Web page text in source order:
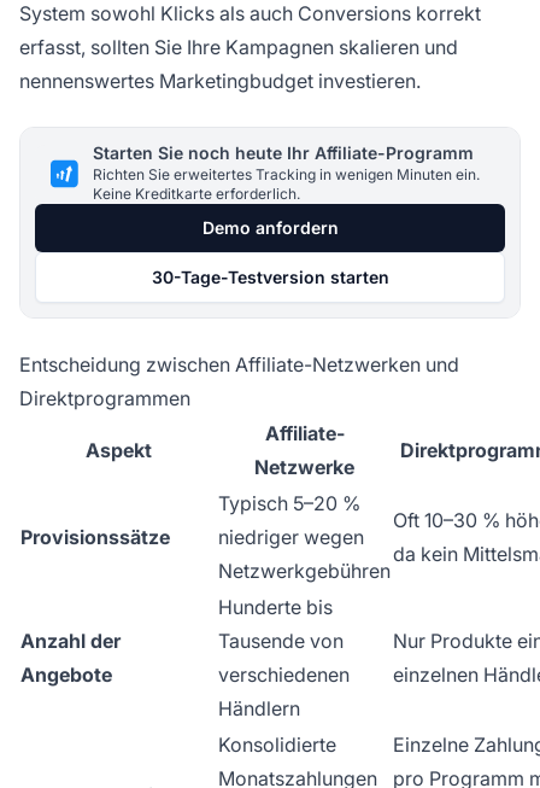
System sowohl Klicks als auch Conversions korrekt
erfasst, sollten Sie Ihre Kampagnen skalieren und
nennenswertes Marketingbudget investieren.
Starten Sie noch heute Ihr Affiliate-Programm
Richten Sie erweitertes Tracking in wenigen Minuten ein.
Keine Kreditkarte erforderlich.
Demo anfordern
30-Tage-Testversion starten
Entscheidung zwischen Affiliate-Netzwerken und
Direktprogrammen
Aspekt
Affiliate-
Netzwerke
Provisionssätze
Typisch 5–20 %
niedriger wegen
Netzwerkgebühren
Oft 10–30 %
da kein
Anzahl der
Angebote
Hunderte bis
Tausende von
verschiedenen
Händlern
Nur Produkte
einzelnen
Konsolidierte
Monatszahlungen
Einzelne
pro Programm